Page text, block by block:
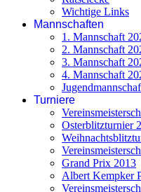
Wichtige Links
Mannschaften
1. Mannschaft
2. Mannschaft
3. Mannschaft
4. Mannschaft
Turniere
Osterblitzturnier
Grand Prix 2013
Albert Kempker